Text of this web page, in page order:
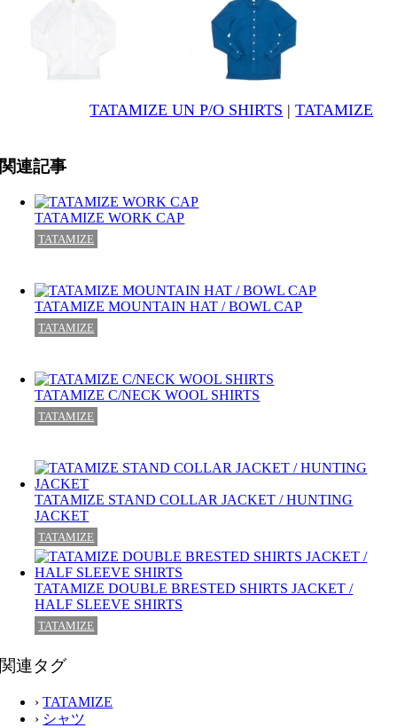
TATAMIZE UN P/O SHIRTS |TATAMIZE
関連記事
TATAMIZE WORK CAP
TATAMIZE
TATAMIZE MOUNTAIN HAT / BOWL CAP
TATAMIZE
TATAMIZE C/NECK WOOL SHIRTS
TATAMIZE
TATAMIZE STAND COLLAR JACKET / HUNTING
JACKET
TATAMIZE
TATAMIZE DOUBLE BRESTED SHIRTS JACKET /
HALF SLEEVE SHIRTS
TATAMIZE
関連タグ
›TATAMIZE
› シャツ